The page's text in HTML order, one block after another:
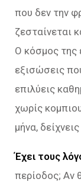
που δεν την
ζεσταίνεται
Ο κόσμος της
εξισώσεις
επιλύεις
χωρίς
μήνα,
Έχει τους
περίοδος; Αν